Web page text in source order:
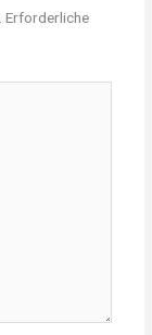
Erforderliche